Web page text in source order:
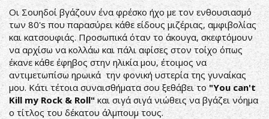
Οι Σουηδοί βγάζουν ένα φρέσκο ήχο με τον ενθουσιασμό
των 80's που παρασύρει κάθε είδους μιζέριας, αμφιβολίας
και κατσουφιάς. Προσωπικά όταν το άκουγα, σκεφτόμουν
να αρχίσω να κολλάω και πάλι αφίσες στον τοίχο όπως
έκανε κάθε έφηβος στην ηλικία μου, έτοιμος να
αντιμετωπίσω ηρωικά την φονική υστερία της γυναίκας
μου. Κάτι τέτοια συναισθήματα σου ξεθάβει το"You can't
Kill my Rock & Roll"και σιγά σιγά νιώθεις να βγάζει νόημα
ο τίτλος του δέκατου άλμπουμ τους.